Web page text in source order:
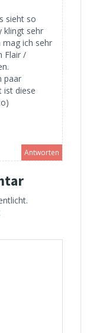
sieht so
klingt sehr
mag ich sehr
Flair /
paar
ist diese
Antworten